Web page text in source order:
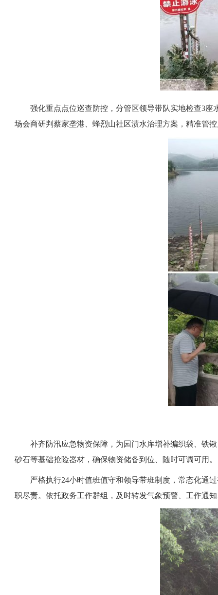
强化重点点位巡查防控，分管区领导带队实地检查3座
场会商研判蔡家垄港、蜂烈山社区渍水治理方案，精准管
补齐防汛应急物资保障，为园门水库增补编织袋、铁
砂石等基础抢险器材，确保物资储备到位、随时可调可用。
严格执行24小时值班值守和领导带班制度，常态化通
职尽责。依托政务工作群组，及时转发气象预警、工作通